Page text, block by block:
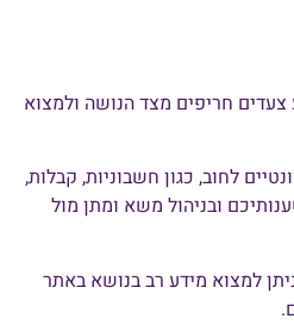
חריפים מצד הנושה ולמצוא
לחוב, כגון חשבוניות, קבלות,
ובניהול משא ומתן מול
למצוא מידע רב בנושא באתר